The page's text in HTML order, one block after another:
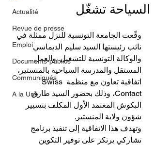
Actualité
Revue de presse
Emploi
Documents-publics
Communiqués
A la Une
السياحة تشغّل
وقّعت الجامعة التونسية للنزل ممثلة في
نائب رئيستها السيد سليم الديماسي
والوكالة التونسية للتشغيل  والعمل
المستقل والمدرسة السياحية بالمنستير،
اتفاقية تعاون مع منظمة Swiss
Contact، وذلك بحضور السيد طارق
البكوش المعتمد الأول المكلف بتسيير
شؤون ولاية المنستير.
وتهدف هذا الاتفاقية إلى تنفيذ برنامج
تشاركي يرتكز على توفير التكوين